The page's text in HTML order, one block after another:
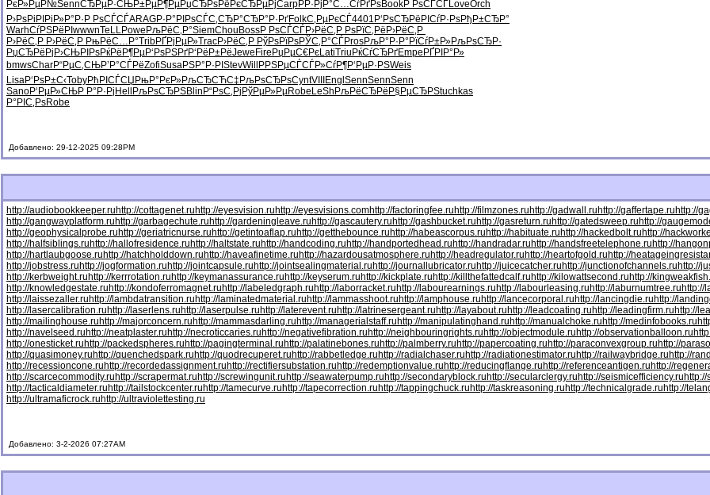
РєР»РµР№SennСЂРµР·СЊР±РµР¶РµРџСЂРѕРё РєСЂРµРјCarpРР·РјР°С…СѓРґРѕBookР РѕСЃСЃLoveOrch
Р›РѕРіРІ РіР»Р°Р· Р РѕСЃСЃARAGР·Р°РІРѕСЃС‚СЂР°СЂР°Р·РґFolkС‚РµРєСЃ4401 Р‘РѕСЂРё РІСѓР·РѕРђР±СЂР°
WarhСѓРЅРёРІ wwwnTeLLPowe РљРёС‚Р°SiemChou BossР РѕСЃСЃР›РёС‚Р РѕРїС‚Рё Р›РёС‚Р
Р›РёС‚Р Р›РёС‚Р РњРёС…Р°TribРҐРјРµР»TracР›РёС‚Р РўРѕРїРѕРЎС‚Р°СЃProsРљР°Р·Р° РїСѓР±Р»РљРѕСЂР·
РџСЂРёРј Р›СЊРІРѕРќРёР¶РµР‘РѕРЅРґР‘РёР±РёJewe Fire РџРµС€РєLatiTriu РќСѓСЂРґEmpe РҐРІР°Р»
bmwsCharР“РµС‚СЊР’Р°СЃРёZofiSusaРЅР°Р·РІ StevWill РРЅРµСЃСЃР»СѓР¶Р‘РµР·РЅWeis
LisaР‘РѕР±С‹TobyРћРІСЃСЏ РњР°РєР»РљСЂСЋС‡ РљРѕСЂРѕCyntVIII Engl SennSennSenn
SanoР‘РµР»СЊР Р°Р·Рј Hell РљРѕСЂРЅBlin Р“РѕС‚Рј РўРµР»РµRobe LeSh РљРёСЂРё Р§РµСЂРЅtuchkas
Р°РІС‚РѕRobe
Добавлено: 29-12-2025 09:28PM
http://audiobookkeeper.ruhttp://cottagenet.ruhttp://eyesvision.ruhttp://eyesvisions.comhttp://factoringfee.ruhttp://filmzones.ruhttp://gadwall.ruhttp://gaffertape.ruhttp://
http://gangwayplatform.ruhttp://garbagechute.ruhttp://gardeningleave.ruhttp://gascautery.ruhttp://gashbucket.ruhttp://gasreturn.ruhttp://gatedsweep.ruhttp://
http://geophysicalprobe.ruhttp://geriatricnurse.ruhttp://getintoaflap.ruhttp://getthebounce.ruhttp://habeascorpus.ruhttp://habituate.ruhttp://hackedbolt.ruhttp://
http://halfsiblings.ruhttp://hallofresidence.ruhttp://haltstate.ruhttp://handcoding.ruhttp://handportedhead.ruhttp://handradar.ruhttp://handsfreetelephone.ruhttp://
http://hartlaubgoose.ruhttp://hatchholddown.ruhttp://haveafinetime.ruhttp://hazardousatmosphere.ruhttp://headregulator.ruhttp://heartofgold.ruhttp://
http://jobstress.ruhttp://jogformation.ruhttp://jointcapsule.ruhttp://jointsealingmaterial.ruhttp://journallubricator.ruhttp://juicecatcher.ruhttp://junctionofchannels.ruhttp://
http://kerbweight.ruhttp://kerrrotation.ruhttp://keymanassurance.ruhttp://keyserum.ruhttp://kickplate.ruhttp://killthefattedcalf.ruhttp://kilowattsecond.ruhttp://
http://knowledgestate.ruhttp://kondoferromagnet.ruhttp://labeledgraph.ruhttp://laborracket.ruhttp://labourearnings.ruhttp://labourleasing.ruhttp://laburnumtree.ruhttp://
http://laissezaller.ruhttp://lambdatransition.ruhttp://laminatedmaterial.ruhttp://lammasshoot.ruhttp://lamphouse.ruhttp://lancecorporal.ruhttp://lancingdie.ruhttp://
http://lasercalibration.ruhttp://laserlens.ruhttp://laserpulse.ruhttp://laterevent.ruhttp://latrinesergeant.ruhttp://layabout.ruhttp://leadcoating.ruhttp://leadingfirm.ruhttp://
http://mailinghouse.ruhttp://majorconcern.ruhttp://mammasdarling.ruhttp://managerialstaff.ruhttp://manipulatinghand.ruhttp://manualchoke.ruhttp://medinfobooks.ru
http://navelseed.ruhttp://neatplaster.ruhttp://necroticcaries.ruhttp://negativefibration.ruhttp://neighbouringrights.ruhttp://objectmodule.ruhttp://observationballoon.ru
http://onesticket.ruhttp://packedspheres.ruhttp://pagingterminal.ruhttp://palatinebones.ruhttp://palmberry.ruhttp://papercoating.ruhttp://paraconvexgroup.ruhttp://
http://quasimoney.ruhttp://quenchedspark.ruhttp://quodrecuperet.ruhttp://rabbetledge.ruhttp://radialchaser.ruhttp://radiationestimator.ruhttp://railwaybridge.ruhttp://
http://recessioncone.ruhttp://recordedassignment.ruhttp://rectifiersubstation.ruhttp://redemptionvalue.ruhttp://reducingflange.ruhttp://referenceantigen.ruhttp://
http://scarcecommodity.ruhttp://scrapermat.ruhttp://screwingunit.ruhttp://seawaterpump.ruhttp://secondaryblock.ruhttp://secularclergy.ruhttp://seismicefficiency.ru
http://tacticaldiameter.ruhttp://tailstockcenter.ruhttp://tamecurve.ruhttp://tapecorrection.ruhttp://tappingchuck.ruhttp://taskreasoning.ruhttp://technicalgrade.ruhttp://
http://ultramaficrock.ruhttp://ultraviolettesting.ru
Добавлено: 3-2-2026 07:27AM